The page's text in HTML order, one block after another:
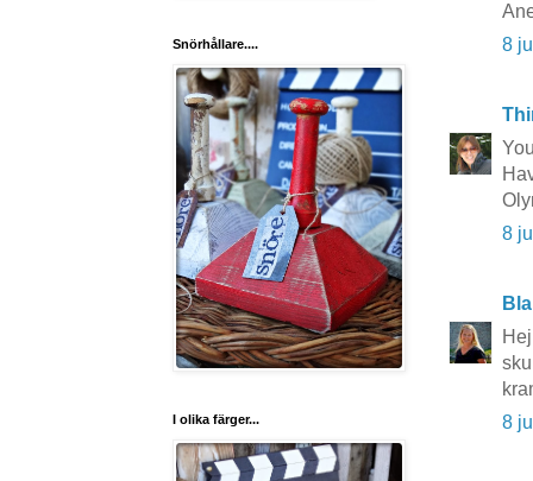
8
8
8
Snörhållare....
I olika färger...